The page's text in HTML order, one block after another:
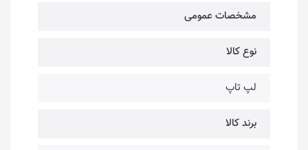
مشخصات عمومی
نوع کالا
لپ تاپ
برند کالا